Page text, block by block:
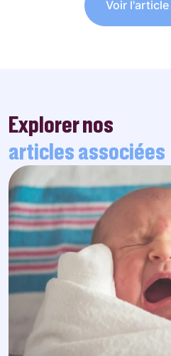
Voir
Explorer nos
articles associées